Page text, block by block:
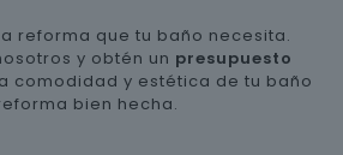
reforma que tu baño necesita.
y obtén un presupuesto
comodidad y estética de tu baño
bien hecha.